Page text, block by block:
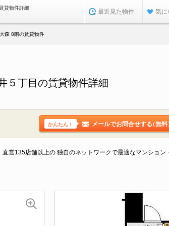
貸物件詳細
最近見た物件 気に
森 8階の賃貸物件
５丁目の賃貸物件詳細
かんたん！ メールでお問合せする（無料
営135店舗以上の 独自のネットワークで最適なマンション